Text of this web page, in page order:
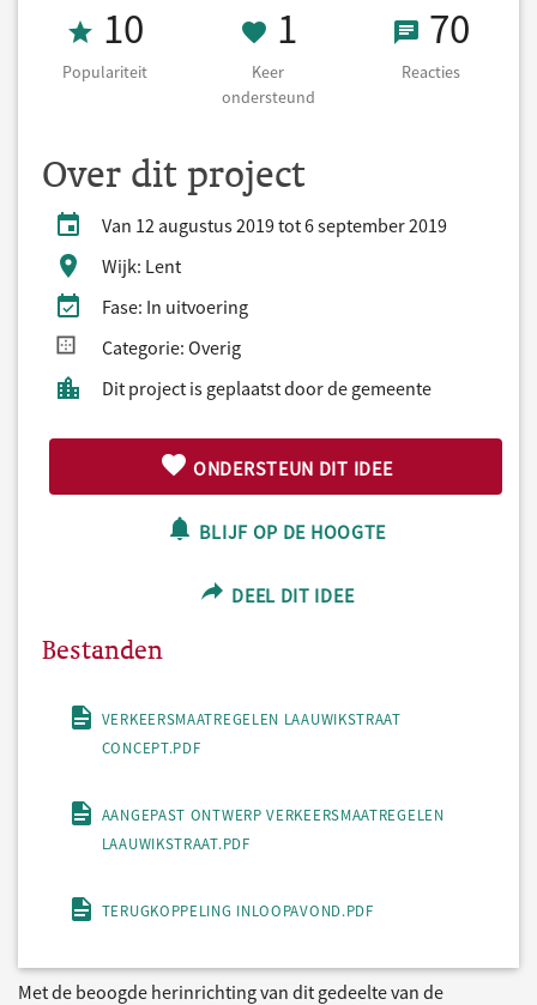
Populariteit 10
10
Populariteit
1 Keer
1
Keer
ondersteund
7070
Reacties
Over dit project
Van 12 augustus 2019 tot 6 september 2019
Wijk: Lent
Fase: In uitvoering
Categorie: Overig
Dit project is geplaatst door de gemeente
ONDERSTEUN DIT IDEE
BLIJF OP DE HOOGTE
DEEL DIT IDEE
Bestanden
VERKEERSMAATREGELEN LAAUWIKSTRAAT
CONCEPT.PDF
AANGEPAST ONTWERP VERKEERSMAATREGELEN
LAAUWIKSTRAAT.PDF
TERUGKOPPELING INLOOPAVOND.PDF
Met de beoogde herinrichting van dit gedeelte van de